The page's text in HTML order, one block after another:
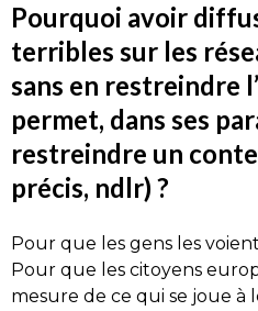
Pourquoi avoir
terribles sur les
sans en restreindre
permet, dans ses
restreindre un
précis, ndlr) ?
Pour que les gens les
Pour que les citoyens
mesure de ce qui se joue à